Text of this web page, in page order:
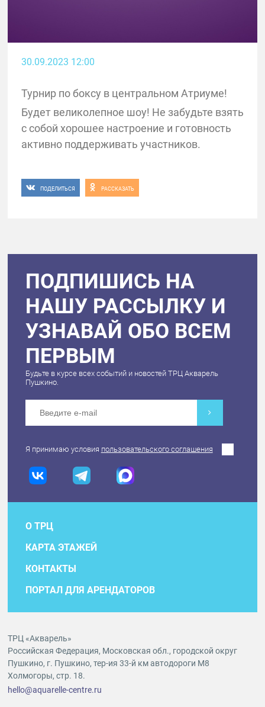
30.09.2023 12:00
Турнир по боксу в центральном Атриуме!
Будет великолепное шоу! Не забудьте взять
с собой хорошее настроение и готовность
активно поддерживать участников.
ПОДЕЛИТЬСЯ РАССКАЗАТЬ
ПОДПИШИСЬ НА
НАШУ РАССЫЛКУ И
УЗНАВАЙ ОБО ВСЕМ
ПЕРВЫМ
Будьте в курсе всех событий и новостей ТРЦ Акварель
Пушкино.
Я принимаю условия пользовательского соглашения
О ТРЦ
КАРТА ЭТАЖЕЙ
КОНТАКТЫ
ПОРТАЛ ДЛЯ АРЕНДАТОРОВ
ТРЦ «Акварель»
Российская Федерация, Московская обл., городской округ
Пушкино, г. Пушкино, тер-ия 33-й км автодороги М8
Холмогоры, стр. 18.
hello@aquarelle-centre.ru